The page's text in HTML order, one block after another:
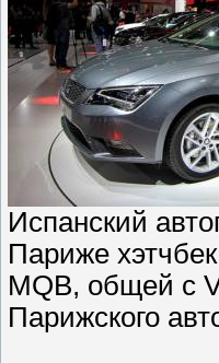
Испанский
Париже
MQB, общей с
Парижского